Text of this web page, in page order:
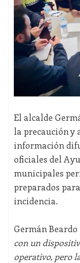
El alcalde
la precaución y
información
oficiales del
municipales
preparados
incidencia.
Germán
con un
operativo, pero